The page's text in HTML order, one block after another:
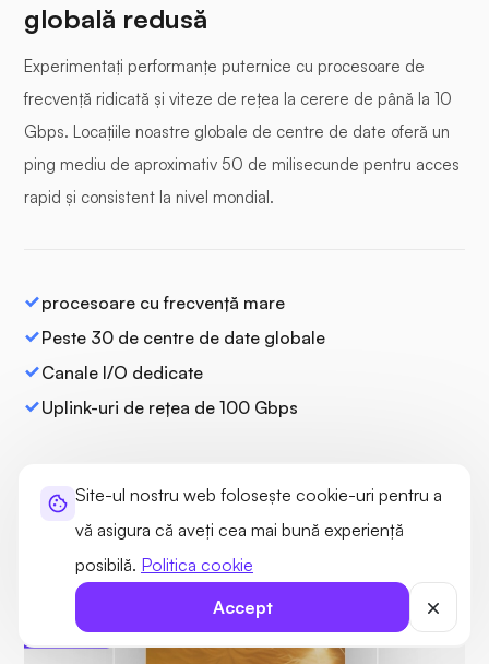
Site-ul nostru web folosește cookie-uri pentru a
vă asigura că aveți cea mai bună experiență
posibilă. Politica cookie
Accept
globală redusă
Experimentați performanțe puternice cu procesoare de
frecvență ridicată și viteze de rețea la cerere de până la 10
Gbps. Locațiile noastre globale de centre de date oferă un
ping mediu de aproximativ 50 de milisecunde pentru acces
rapid și consistent la nivel mondial.
procesoare cu frecvență mare
Peste 30 de centre de date globale
Canale I/O dedicate
Uplink-uri de rețea de 100 Gbps
Protejat
amenințări